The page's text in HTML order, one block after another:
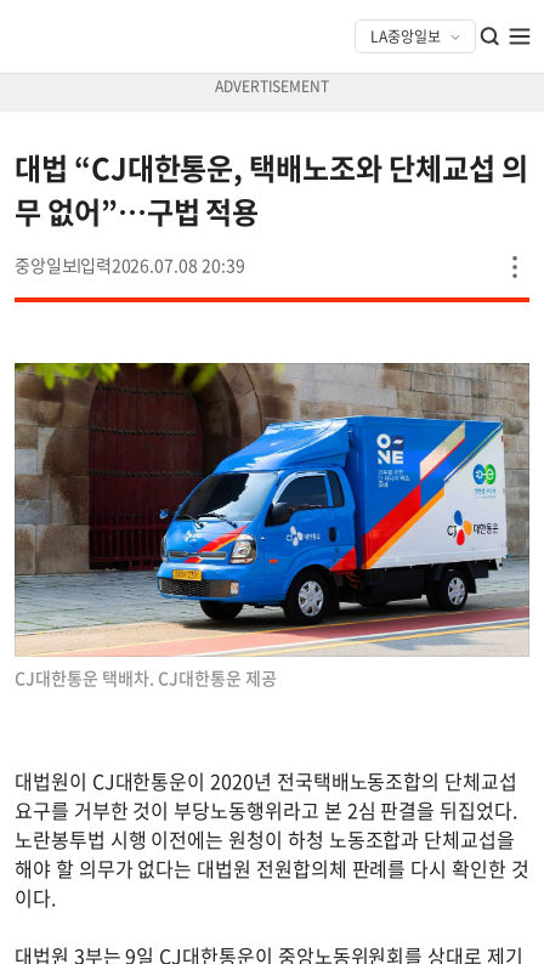
대법 “CJ대한통운, 택배노조와 단체교섭 의
무 없어”…구법 적용
중앙일보 2026.07.08 20:39
CJ대한통운 택배차. CJ대한통운 제공
대법원이 CJ대한통운이 2020년 전국택배노동조합의 단체교섭
요구를 거부한 것이 부당노동행위라고 본 2심 판결을 뒤집었다.
노란봉투법 시행 이전에는 원청이 하청 노동조합과 단체교섭을
해야 할 의무가 없다는 대법원 전원합의체 판례를 다시 확인한 것
이다.
대법원 3부는 9일 CJ대한통운이 중앙노동위원회를 상대로 제기